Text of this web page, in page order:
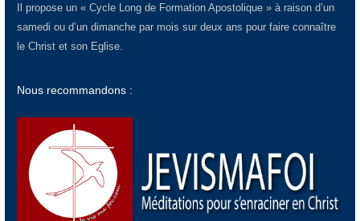
Il propose un « Cycle Long de Formation Apostolique » à raison d’un
samedi ou d’un dimanche par mois sur deux ans pour faire connaître
le Christ et son Eglise.
Nous recommandons :